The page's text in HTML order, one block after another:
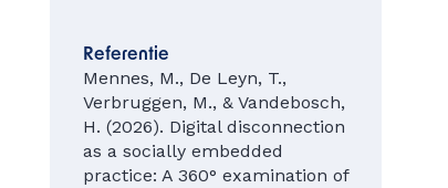
Referentie
Mennes, M., De Leyn, T.,
Verbruggen, M., & Vandebosch,
H. (2026). Digital disconnection
as a socially embedded
practice: A 360° examination of